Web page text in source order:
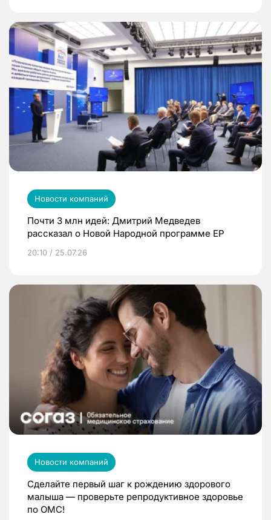
Новости компаний
Почти 3 млн идей: Дмитрий Медведев
рассказал о Новой Народной программе ЕР
20:10 / 25.07.26
Новости компаний
Сделайте первый шаг к рождению здорового
малыша — проверьте репродуктивное здоровье
по ОМС!